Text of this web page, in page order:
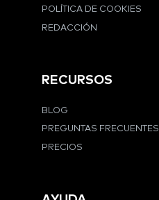
POLÍTICA DE COOKIES
REDACCIÓN
RECURSOS
BLOG
PREGUNTAS FRECUENTES
PRECIOS